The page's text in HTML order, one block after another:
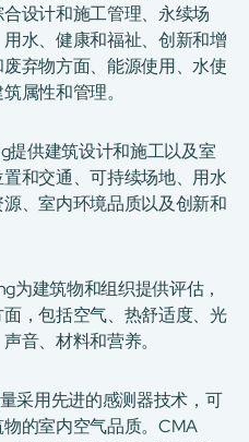
设计和施工管理、永续场
水、健康和福祉、创新和增
弃物方面、能源使用、水使
属性和管理。
提供建筑设计和施工以及室
和交通、可持续场地、用水
、室内环境品质以及创新和
为建筑物和组织提供评估，
，包括空气、热舒适度、光
音、材料和营养。
采用先进的感测器技术，可
的室内空气品质。CMA